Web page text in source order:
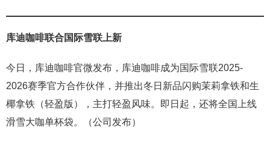
库迪咖啡联合国际雪联上新
今日，库迪咖啡官微发布，库迪咖啡成为国际雪联2025-
2026赛季官方合作伙伴，并推出冬日新品闪购茉莉拿铁和生
椰拿铁（轻盈版），主打轻盈风味。即日起，还将全国上线
滑雪大咖单杯袋。（公司发布）